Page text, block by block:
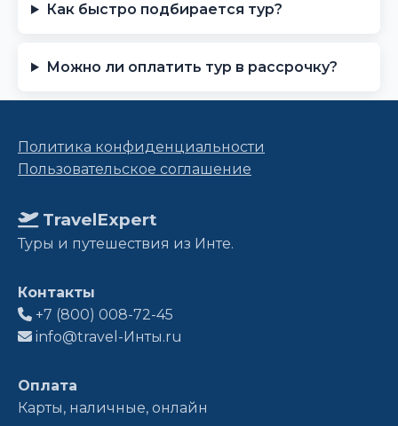
Как быстро подбирается тур?
Можно ли оплатить тур в рассрочку?
Политика конфиденциальности
Пользовательское соглашение
TravelExpert
Туры и путешествия из Инте.
Контакты
+7 (800) 008-72-45
info@travel-Инты.ru
Оплата
Карты, наличные, онлайн